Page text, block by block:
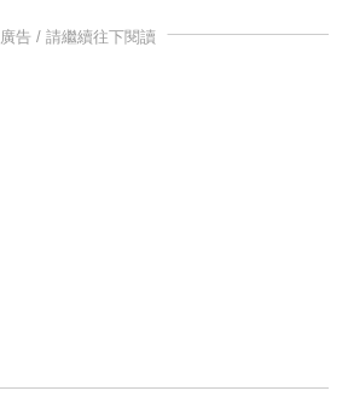
廣告 / 請繼續往下閱讀